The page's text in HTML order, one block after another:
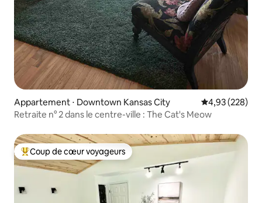
Appartement ⋅ Downtown Kansas City Évaluation
4,93 (228)
Retraite n° 2 dans le centre-ville : The Cat's Meow
Coups de cœur voyageurs les plus appréciés
Coup de cœur voyageurs